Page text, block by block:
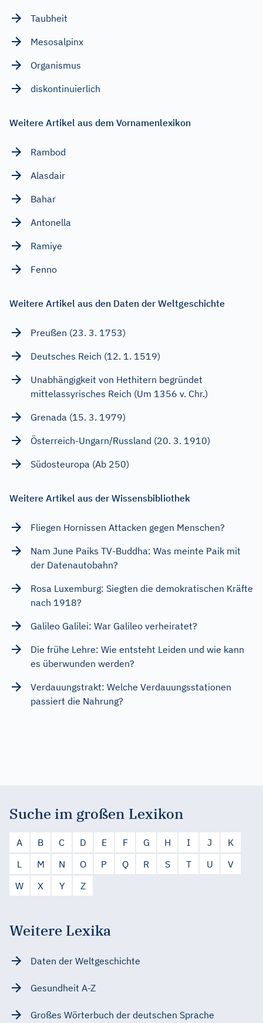
Taubheit
Mesosalpinx
Organismus
diskontinuierlich
Weitere Artikel aus dem Vornamenlexikon
Rambod
Alasdair
Bahar
Antonella
Ramiye
Fenno
Weitere Artikel aus den Daten der Weltgeschichte
Preußen (23. 3. 1753)
Deutsches Reich (12. 1. 1519)
Unabhängigkeit von Hethitern begründet
mittelassyrisches Reich (Um 1356 v. Chr.)
Grenada (15. 3. 1979)
Österreich-Ungarn/Russland (20. 3. 1910)
Südosteuropa (Ab 250)
Weitere Artikel aus der Wissensbibliothek
Fliegen Hornissen Attacken gegen Menschen?
Nam June Paiks TV-Buddha: Was meinte Paik mit
der Datenautobahn?
Rosa Luxemburg: Siegten die demokratischen Kräfte
nach 1918?
Galileo Galilei: War Galileo verheiratet?
Die frühe Lehre: Wie entsteht Leiden und wie kann
es überwunden werden?
Verdauungstrakt: Welche Verdauungsstationen
passiert die Nahrung?
Suche im großen Lexikon
A B C D E F G H I J
K
L
M N O P Q R S T U
V
W
X Y Z
Weitere Lexika
Daten der Weltgeschichte
Gesundheit A-Z
Großes Wörterbuch der deutschen Sprache